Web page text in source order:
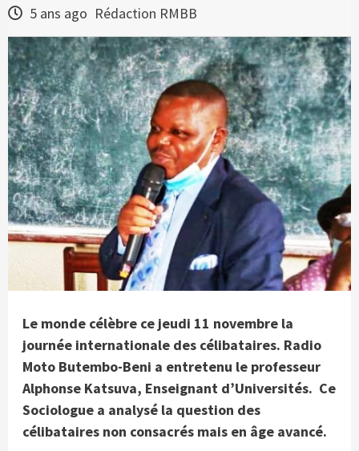
5 ans ago Rédaction RMBB
Le monde célèbre ce jeudi 11 novembre la
journée internationale des célibataires. Radio
Moto Butembo-Beni a entretenu le professeur
Alphonse Katsuva, Enseignant d’Universités. Ce
Sociologue a analysé la question des
célibataires non consacrés mais en âge avancé.